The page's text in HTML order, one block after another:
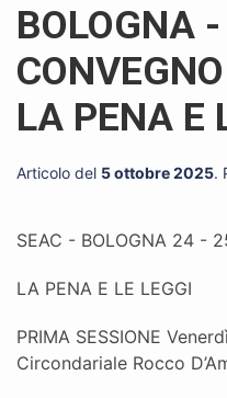
BOLOGNA
LA PENA E
Articolo del 5 ottobre 2025.
SEAC - BOLOGNA 24 -
LA PENA E LE LEGGI
PRIMA SESSIONE
Circondariale Rocco